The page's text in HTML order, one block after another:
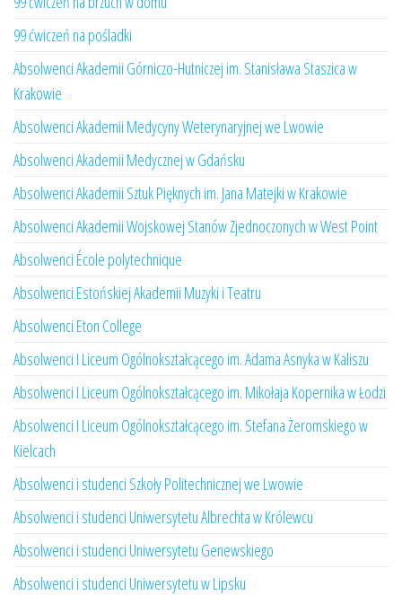
99 ćwiczeń na pośladki
Absolwenci Akademii Górniczo-Hutniczej im. Stanisława Staszica w
Krakowie
Absolwenci Akademii Medycyny Weterynaryjnej we Lwowie
Absolwenci Akademii Medycznej w Gdańsku
Absolwenci Akademii Sztuk Pięknych im. Jana Matejki w Krakowie
Absolwenci Akademii Wojskowej Stanów Zjednoczonych w West Point
Absolwenci École polytechnique
Absolwenci Estońskiej Akademii Muzyki i Teatru
Absolwenci Eton College
Absolwenci I Liceum Ogólnokształcącego im. Adama Asnyka w Kaliszu
Absolwenci I Liceum Ogólnokształcącego im. Mikołaja Kopernika w Łodzi
Absolwenci I Liceum Ogólnokształcącego im. Stefana Żeromskiego w
Kielcach
Absolwenci i studenci Szkoły Politechnicznej we Lwowie
Absolwenci i studenci Uniwersytetu Albrechta w Królewcu
Absolwenci i studenci Uniwersytetu Genewskiego
Absolwenci i studenci Uniwersytetu w Lipsku